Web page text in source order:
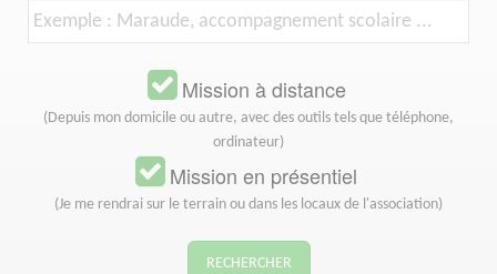
Mission à distance
(Depuis mon domicile ou autre, avec des outils tels que téléphone,
ordinateur)
Mission en présentiel
(Je me rendrai sur le terrain ou dans les locaux de l'association)
RECHERCHER